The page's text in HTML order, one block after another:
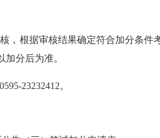
，根据审核结果确定符合加分条
分后为准。
0595-23232412。